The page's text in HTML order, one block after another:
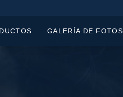
GALERÍA DE FOTOS